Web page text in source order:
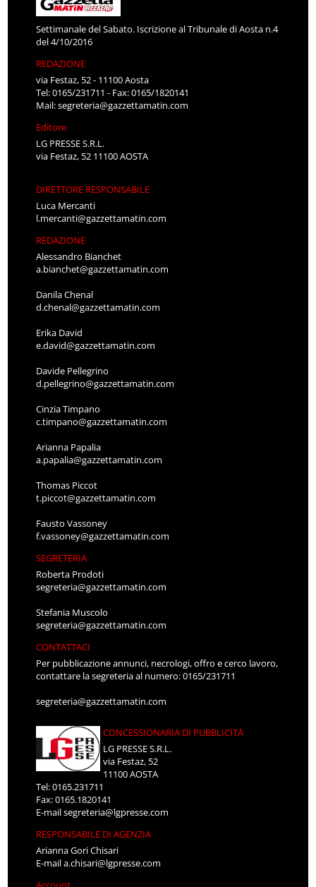
Settimanale del Sabato. Iscrizione al Tribunale di Aosta n.4
del 4/10/2016
REDAZIONE
via Festaz, 52 - 11100 Aosta
Tel: 0165/231711 - Fax: 0165/1820141
Mail:segreteria@gazzettamatin.com
Editore
LG PRESSE S.R.L.
via Festaz, 52 11100 AOSTA
DIRETTORE RESPONSABILE
Luca Mercanti
l.mercanti@gazzettamatin.com
REDAZIONE
Alessandro Bianchet
a.bianchet@gazzettamatin.com
Danila Chenal
d.chenal@gazzettamatin.com
Erika David
e.david@gazzettamatin.com
Davide Pellegrino
d.pellegrino@gazzettamatin.com
Cinzia Timpano
c.timpano@gazzettamatin.com
Arianna Papalia
a.papalia@gazzettamatin.com
Thomas Piccot
t.piccot@gazzettamatin.com
Fausto Vassoney
f.vassoney@gazzettamatin.com
SEGRETERIA
Roberta Prodoti
segreteria@gazzettamatin.com
Stefania Muscolo
segreteria@gazzettamatin.com
CONTATTACI
Per pubblicazione annunci, necrologi, offro e cerco lavoro,
contattare la segreteria al numero: 0165/231711
segreteria@gazzettamatin.com
CONCESSIONARIA DI PUBBLICITÀ
LG PRESSE S.R.L.
via Festaz, 52
11100 AOSTA
Tel: 0165.231711
Fax: 0165.1820141
E-mailsegreteria@lgpresse.com
RESPONSABILE DI AGENZIA
Arianna Gori Chisari
E-maila.chisari@lgpresse.com